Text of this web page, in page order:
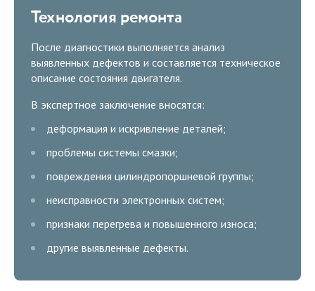
Технология ремонта
После диагностики выполняется анализ
выявленных дефектов и составляется техническое
описание состояния двигателя.
В экспертное заключение вносятся:
деформация и искривление деталей;
проблемы системы смазки;
повреждения цилиндропоршневой группы;
неисправности электронных систем;
признаки перегрева и повышенного износа;
другие выявленные дефекты.